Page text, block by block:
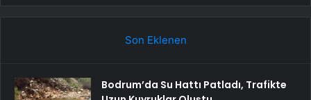
Son Eklenen
Bodrum’da Su Hattı Patladı, Trafikte